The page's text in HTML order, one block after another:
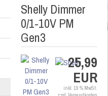
Shelly Dimmer
0/1-10V PM
Gen3
25,99
EUR
inkl. 19 % MwSt.